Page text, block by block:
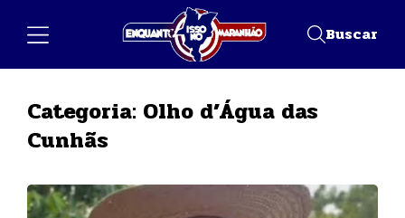
Buscar
Categoria: Olho d’Água das
Cunhãs